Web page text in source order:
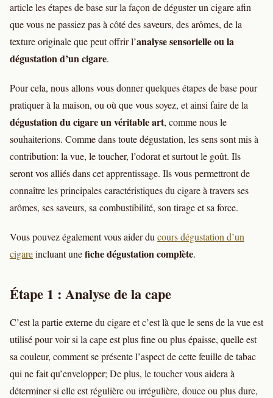
article les étapes de base sur la façon de déguster un cigare afin
que vous ne passiez pas à côté des saveurs, des arômes, de la
texture originale que peut offrir l’analyse sensorielle ou la
dégustation d’un cigare.
Pour cela, nous allons vous donner quelques étapes de base pour
pratiquer à la maison, ou où que vous soyez, et ainsi faire de la
dégustation du cigare un véritable art, comme nous le
souhaiterions. Comme dans toute dégustation, les sens sont mis à
contribution: la vue, le toucher, l’odorat et surtout le goût. Ils
seront vos alliés dans cet apprentissage. Ils vous permettront de
connaître les principales caractéristiques du cigare à travers ses
arômes, ses saveurs, sa combustibilité, son tirage et sa force.
Vous pouvez également vous aider ducours dégustation d’un
cigareincluant unefiche dégustation complète.
Étape 1 : Analyse de la cape
C’est la partie externe du cigare et c’est là que le sens de la vue est
utilisé pour voir si la cape est plus fine ou plus épaisse, quelle est
sa couleur, comment se présente l’aspect de cette feuille de tabac
qui ne fait qu’envelopper; De plus, le toucher vous aidera à
déterminer si elle est régulière ou irrégulière, douce ou plus dure,